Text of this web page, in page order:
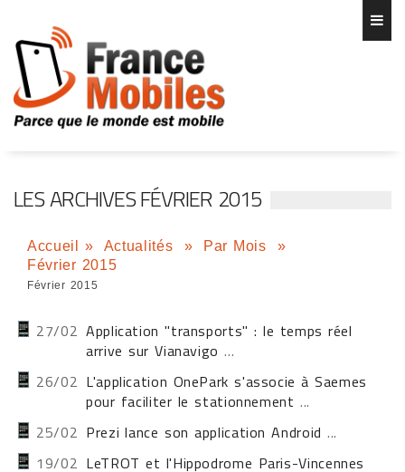
LES ARCHIVES FÉVRIER 2015
Accueil » Actualités » Par Mois
»
Février 2015
Février 2015
27/02 Application "transports" : le temps réel
arrive sur Vianavigo ...
26/02 L'application OnePark s'associe à Saemes
pour faciliter le stationnement ...
25/02 Prezi lance son application Android ...
19/02 LeTROT et l'Hippodrome Paris-Vincennes